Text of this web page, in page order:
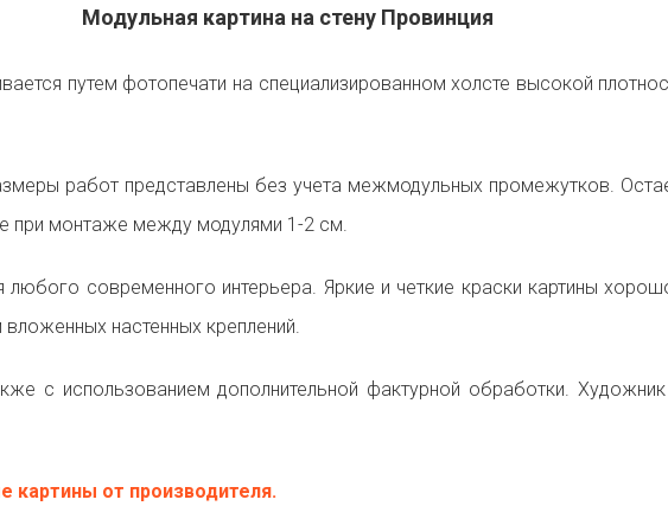
Модульная картина на стену Провинция
путем фотопечати на специализированном холсте высокой
работ представлены без учета межмодульных промежутков.
при монтаже между модулями 1-2 см.
любого современного интерьера. Яркие и четкие краски картины
настенных креплений.
с использованием дополнительной фактурной обработки.
картины от производителя.